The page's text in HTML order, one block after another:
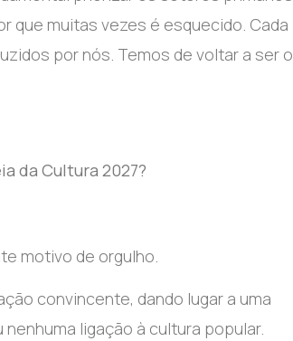
que muitas vezes é esquecido. Cada
por nós. Temos de voltar a ser o
da Cultura 2027?
motivo de orgulho.
convincente, dando lugar a uma
ligação à cultura popular.